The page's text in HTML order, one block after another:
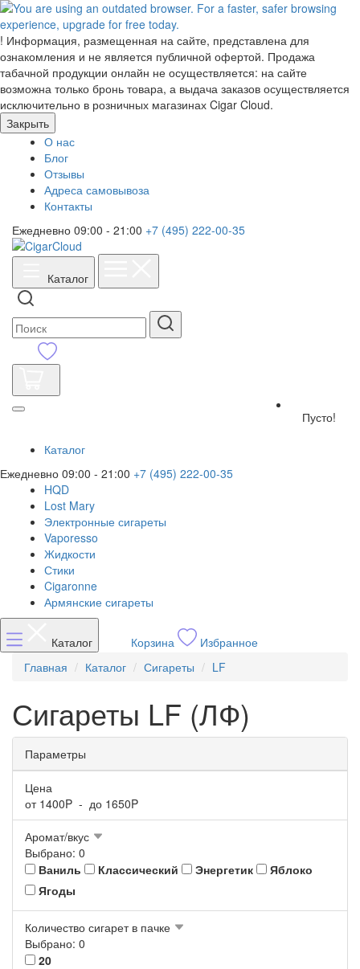
! Информация, размещенная на сайте, представлена для
ознакомления и не является публичной офертой. Продажа
табачной продукции онлайн не осуществляется: на сайте
возможна только бронь товара, а выдача заказов осуществляется
исключительно в розничных магазинах Cigar Cloud.
Закрыть
О нас
Блог
Отзывы
Адреса самовывоза
Контакты
Ежедневно 09:00 - 21:00 +7 (495) 222-00-35
Каталог
Пусто!
Каталог
Ежедневно 09:00 - 21:00 +7 (495) 222-00-35
HQD
Lost Mary
Электронные сигареты
Vaporesso
Жидкости
Стики
Cigaronne
Армянские сигареты
Каталог Корзина
Избранное
Главная
Каталог Сигареты LF
Сигареты LF (ЛФ)
Параметры
Цена
от 1400P - до 1650P
Аромат/вкус
Выбрано: 0
Ваниль
Классический Энергетик
Яблоко
Ягоды
Количество сигарет в пачке
Выбрано: 0
20